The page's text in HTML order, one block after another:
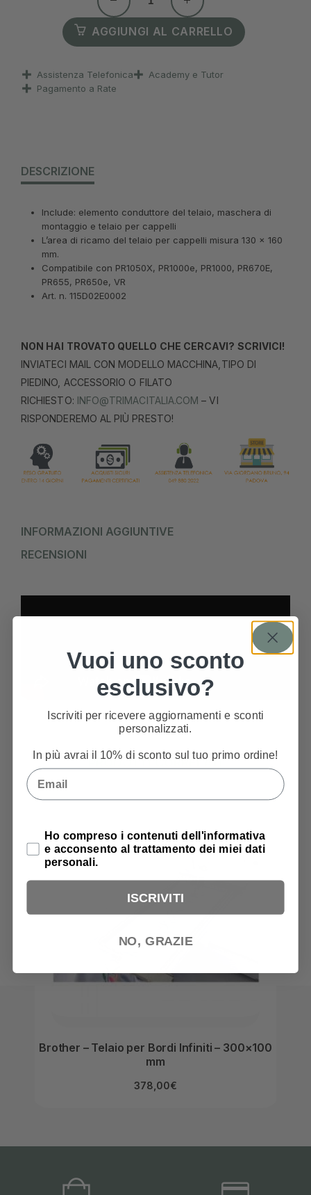
AGGIUNGI AL CARRELLO
Assistenza Telefonica
Academy e Tutor
Pagamento a Rate
DESCRIZIONE
Include: elemento conduttore del telaio, maschera di
montaggio e telaio per cappelli
L’area di ricamo del telaio per cappelli misura 130 x 160
mm.
Compatibile con PR1050X, PR1000e, PR1000, PR670E,
PR655, PR650e, VR
Art. n. 115D02E0002
NON HAI TROVATO QUELLO CHE CERCAVI? SCRIVICI!
INVIATECI MAIL CON MODELLO MACCHINA,TIPO DI
PIEDINO, ACCESSORIO O FILATO
RICHIESTO: INFO@TRIMACITALIA.COM – VI
RISPONDEREMO AL PIÙ PRESTO!
INFORMAZIONI AGGIUNTIVE
RECENSIONI
PRODOTTI CORRELATI
Brother – Telaio per Bordi Infiniti – 300×100
mm
378,00€
Vuoi uno sconto
esclusivo?
Iscriviti per ricevere aggiornamenti e sconti
personalizzati.
In più avrai il 10% di sconto sul tuo primo ordine!
Email
Privacy Policy
Ho compreso i contenuti dell'informativa
e acconsento al trattamento dei miei dati
personali.
ISCRIVITI
NO, GRAZIE